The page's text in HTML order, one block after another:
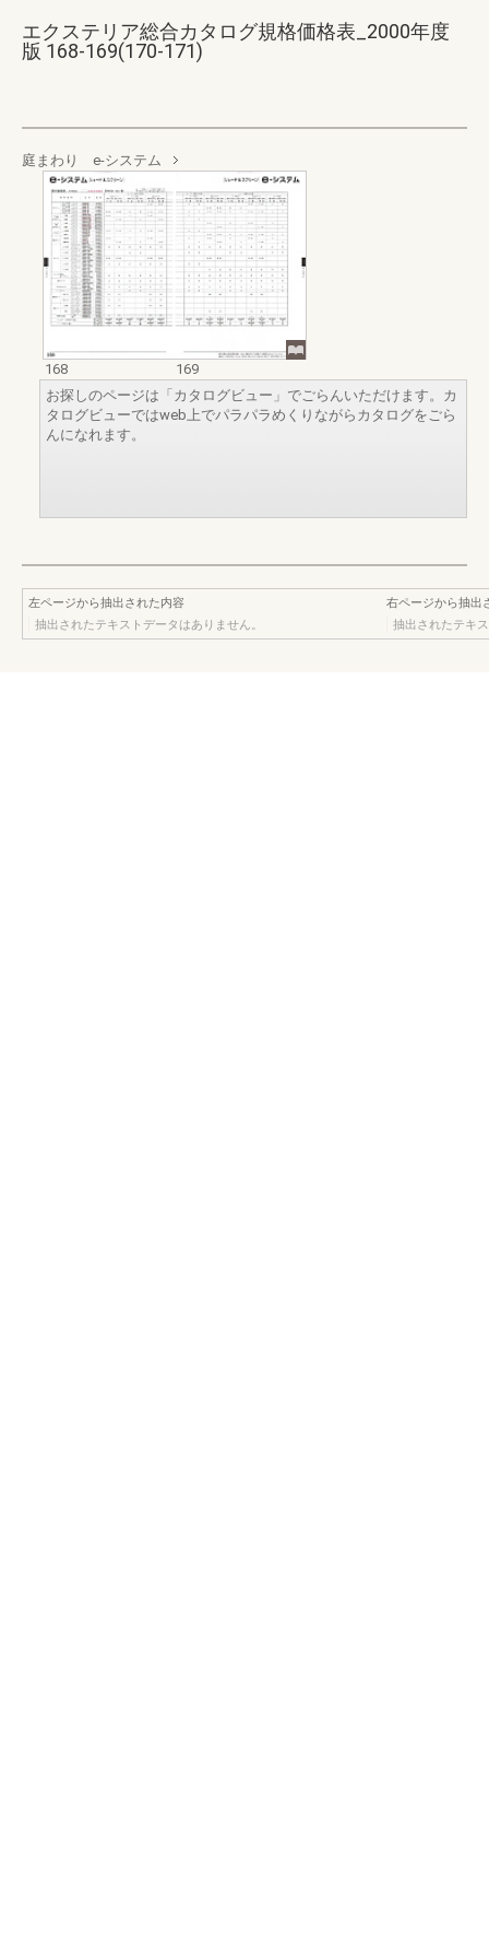
エクステリア総合カタログ規格価格表_2000年度
版 168-169(170-171)
庭まわり e-システム
168
169
お探しのページは「カタログビュー」でごらんいただけます。カ
タログビューではweb上でパラパラめくりながらカタログをごら
んになれます。
左ページから抽出された内容
抽出されたテキストデータはありません。
右ページから抽出
抽出されたテキ